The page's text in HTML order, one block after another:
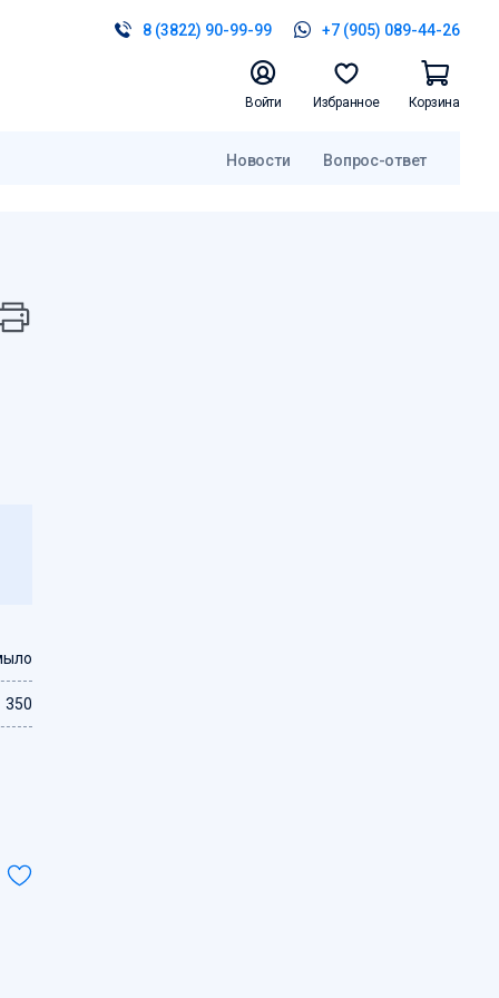
8 (3822) 90-99-99 +7 (905) 089-44-26
Войти Избранное Корзина
Новости Вопрос-ответ
350